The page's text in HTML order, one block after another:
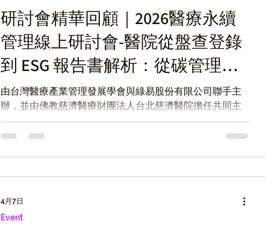
研討會精華回顧｜2026醫療永續
管理線上研討會-醫院從盤查登錄
到 ESG 報告書解析：從碳管理到
永續揭露的實戰路徑圖
由台灣醫療產業管理發展學會與綠易股份有限公司聯手主
辦，並由佛教慈濟醫療財團法人台北慈濟醫院擔任共同主
辦的「2026醫療永續管理線上研討會」，於日前順利落
幕。活動中互動與討論氣氛熱烈，顯示醫療產業對ESG與
Event
4月7日